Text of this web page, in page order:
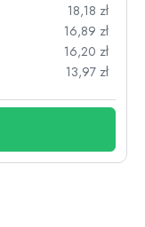
18,18 zł
16,89 zł
16,20 zł
13,97 zł